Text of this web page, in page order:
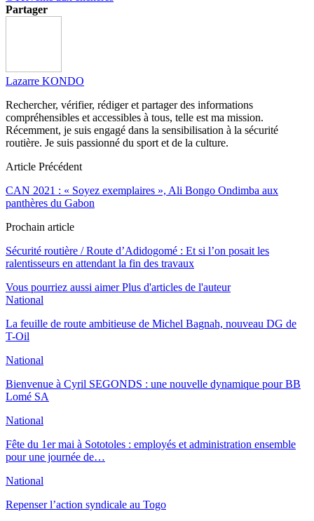
Partager
Lazarre KONDO
Rechercher, vérifier, rédiger et partager des informations
compréhensibles et accessibles à tous, telle est ma mission.
Récemment, je suis engagé dans la sensibilisation à la sécurité
routière. Je suis passionné du sport et de la culture.
Article Précédent
CAN 2021 : « Soyez exemplaires », Ali Bongo Ondimba aux
panthères du Gabon
Prochain article
Sécurité routière / Route d’Adidogomé : Et si l’on posait les
ralentisseurs en attendant la fin des travaux
Vous pourriez aussi aimer Plus d'articles de l'auteur
National
La feuille de route ambitieuse de Michel Bagnah, nouveau DG de
T-Oil
National
Bienvenue à Cyril SEGONDS : une nouvelle dynamique pour BB
Lomé SA
National
Fête du 1er mai à Sototoles : employés et administration ensemble
pour une journée de…
National
Repenser l’action syndicale au Togo